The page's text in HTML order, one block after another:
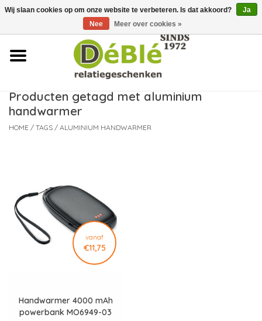
Over ons
Contact
Nieuws
Producten getagd met aluminium
handwarmer
HOME / TAGS / ALUMINIUM HANDWARMER
vanaf
€11,75
Handwarmer 4000 mAh
powerbank MO6949-03
Wij slaan cookies op om onze website te verbeteren. Is dat akkoord?
Ja
Nee
Meer over cookies »